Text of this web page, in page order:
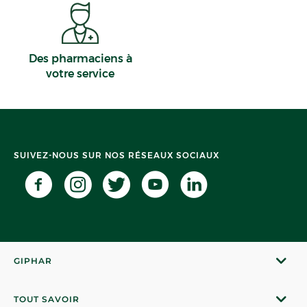
Des pharmaciens à
votre service
SUIVEZ-NOUS SUR NOS RÉSEAUX SOCIAUX
GIPHAR
TOUT SAVOIR